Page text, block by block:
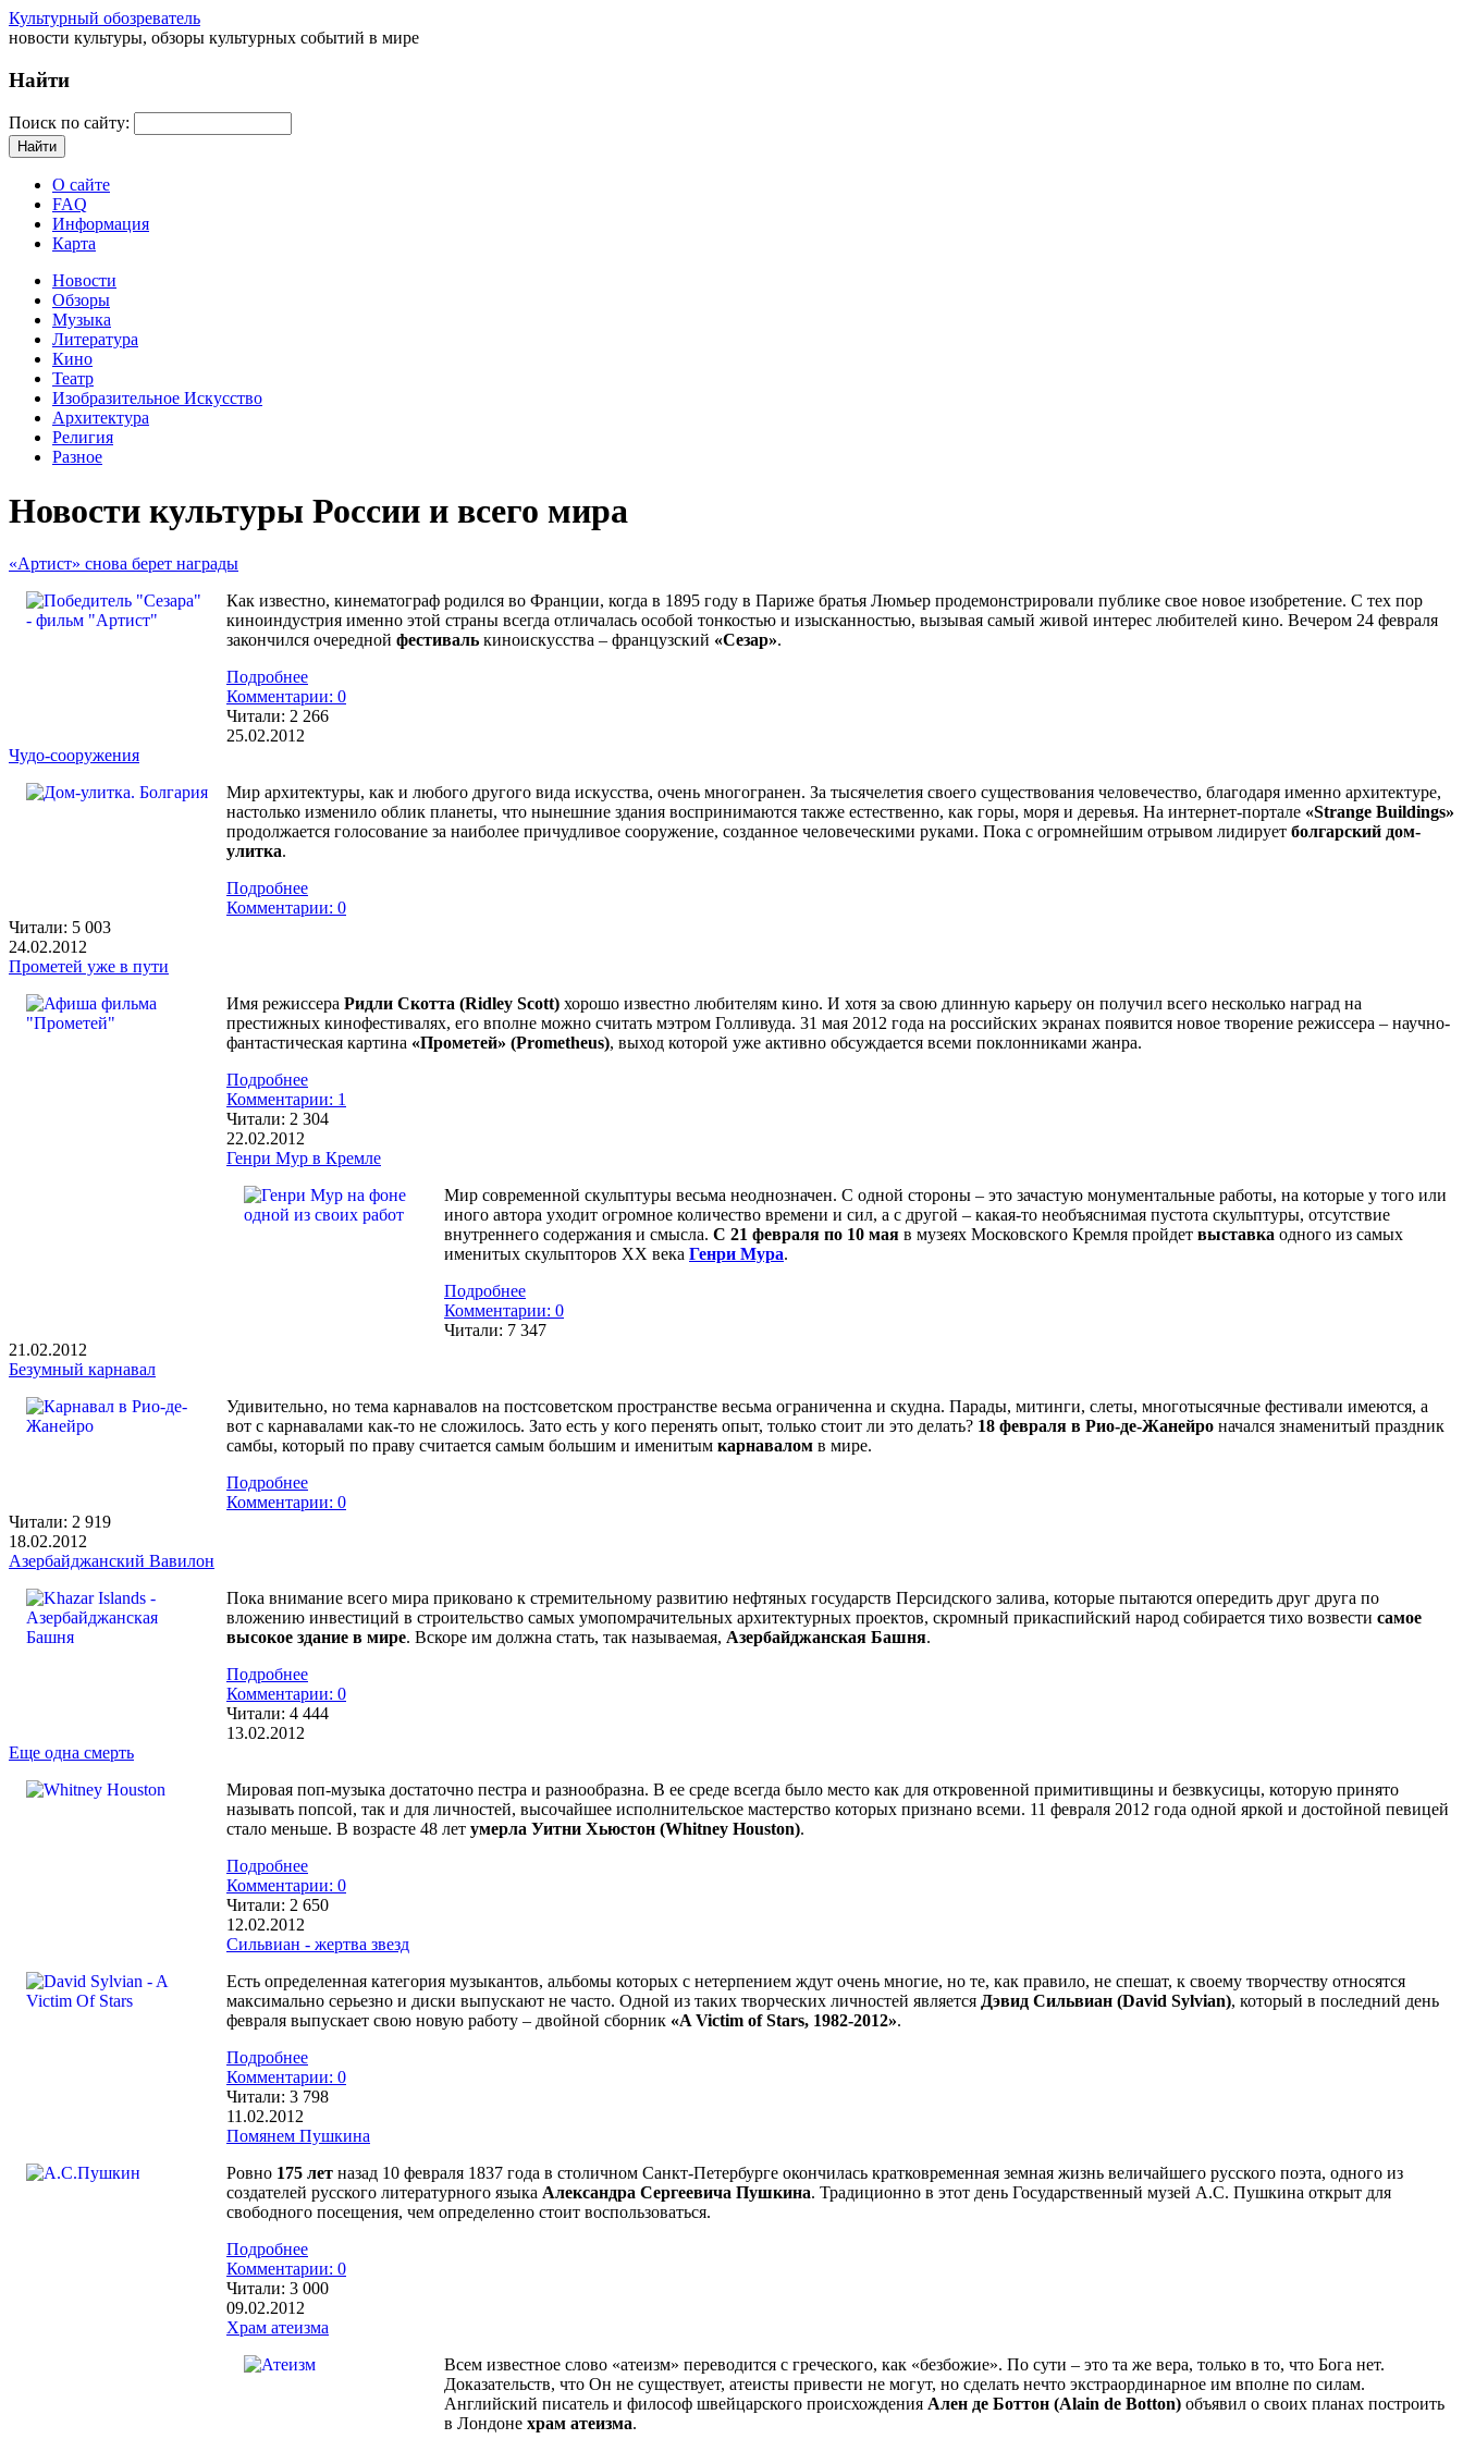
Культурный обозреватель
новости культуры, обзоры культурных событий в мире
Найти
Поиск по сайту:
О сайте
FAQ
Информация
Карта
Новости
Обзоры
Музыка
Литература
Кино
Театр
Изобразительное Искусство
Архитектура
Религия
Разное
Новости культуры России и всего мира
«Артист» снова берет награды
Как известно, кинематограф родился во Франции, когда в 1895 году в Париже братья Люмьер продемонстрировали публике свое новое изобретение. С тех пор
киноиндустрия именно этой страны всегда отличалась особой тонкостью и изысканностью, вызывая самый живой интерес любителей кино. Вечером 24 февраля
закончился очередной фестиваль киноискусства – французский «Сезар».
Подробнее
Комментарии: 0
Читали: 2 266
25.02.2012
Чудо-сооружения
Мир архитектуры, как и любого другого вида искусства, очень многогранен. За тысячелетия своего существования человечество, благодаря именно архитектуре,
настолько изменило облик планеты, что нынешние здания воспринимаются также естественно, как горы, моря и деревья. На интернет-портале «Strange Buildings»
продолжается голосование за наиболее причудливое сооружение, созданное человеческими руками. Пока с огромнейшим отрывом лидирует болгарский дом-
улитка.
Подробнее
Комментарии: 0
Читали: 5 003
24.02.2012
Прометей уже в пути
Имя режиссера Ридли Скотта (Ridley Scott) хорошо известно любителям кино. И хотя за свою длинную карьеру он получил всего несколько наград на
престижных кинофестивалях, его вполне можно считать мэтром Голливуда. 31 мая 2012 года на российских экранах появится новое творение режиссера – научно-
фантастическая картина «Прометей» (Prometheus), выход которой уже активно обсуждается всеми поклонниками жанра.
Подробнее
Комментарии: 1
Читали: 2 304
22.02.2012
Генри Мур в Кремле
Мир современной скульптуры весьма неоднозначен. С одной стороны – это зачастую монументальные работы, на которые у того или
иного автора уходит огромное количество времени и сил, а с другой – какая-то необъяснимая пустота скульптуры, отсутствие
внутреннего содержания и смысла. С 21 февраля по 10 мая в музеях Московского Кремля пройдет выставка одного из самых
именитых скульпторов ХХ века Генри Мура.
Подробнее
Комментарии: 0
Читали: 7 347
21.02.2012
Безумный карнавал
Удивительно, но тема карнавалов на постсоветском пространстве весьма ограниченна и скудна. Парады, митинги, слеты, многотысячные фестивали имеются, а
вот с карнавалами как-то не сложилось. Зато есть у кого перенять опыт, только стоит ли это делать? 18 февраля в Рио-де-Жанейро начался знаменитый праздник
самбы, который по праву считается самым большим и именитым карнавалом в мире.
Подробнее
Комментарии: 0
Читали: 2 919
18.02.2012
Азербайджанский Вавилон
Пока внимание всего мира приковано к стремительному развитию нефтяных государств Персидского залива, которые пытаются опередить друг друга по
вложению инвестиций в строительство самых умопомрачительных архитектурных проектов, скромный прикаспийский народ собирается тихо возвести самое
высокое здание в мире. Вскоре им должна стать, так называемая, Азербайджанская Башня.
Подробнее
Комментарии: 0
Читали: 4 444
13.02.2012
Еще одна смерть
Мировая поп-музыка достаточно пестра и разнообразна. В ее среде всегда было место как для откровенной примитивщины и безвкусицы, которую принято
называть попсой, так и для личностей, высочайшее исполнительское мастерство которых признано всеми. 11 февраля 2012 года одной яркой и достойной певицей
стало меньше. В возрасте 48 лет умерла Уитни Хьюстон (Whitney Houston).
Подробнее
Комментарии: 0
Читали: 2 650
12.02.2012
Сильвиан - жертва звезд
Есть определенная категория музыкантов, альбомы которых с нетерпением ждут очень многие, но те, как правило, не спешат, к своему творчеству относятся
максимально серьезно и диски выпускают не часто. Одной из таких творческих личностей является Дэвид Сильвиан (David Sylvian), который в последний день
февраля выпускает свою новую работу – двойной сборник «A Victim of Stars, 1982-2012».
Подробнее
Комментарии: 0
Читали: 3 798
11.02.2012
Помянем Пушкина
Ровно 175 лет назад 10 февраля 1837 года в столичном Санкт-Петербурге окончилась кратковременная земная жизнь величайшего русского поэта, одного из
создателей русского литературного языка Александра Сергеевича Пушкина. Традиционно в этот день Государственный музей А.С. Пушкина открыт для
свободного посещения, чем определенно стоит воспользоваться.
Подробнее
Комментарии: 0
Читали: 3 000
09.02.2012
Храм атеизма
Всем известное слово «атеизм» переводится с греческого, как «безбожие». По сути – это та же вера, только в то, что Бога нет.
Доказательств, что Он не существует, атеисты привести не могут, но сделать нечто экстраординарное им вполне по силам.
Английский писатель и философ швейцарского происхождения Ален де Боттон (Alain de Botton) объявил о своих планах построить
в Лондоне храм атеизма.